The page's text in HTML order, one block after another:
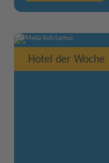
Hotel der Woche